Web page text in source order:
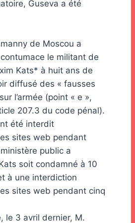
Guseva a été
de Moscou a
le militant de
Kats* à huit ans de
diffusé des « fausses
l’armée (point « e »,
207.3 du code pénal).
été interdit
sites web pendant
public a
soit condamné à 10
à une interdiction
sites web pendant cinq
le 3 avril dernier, M.